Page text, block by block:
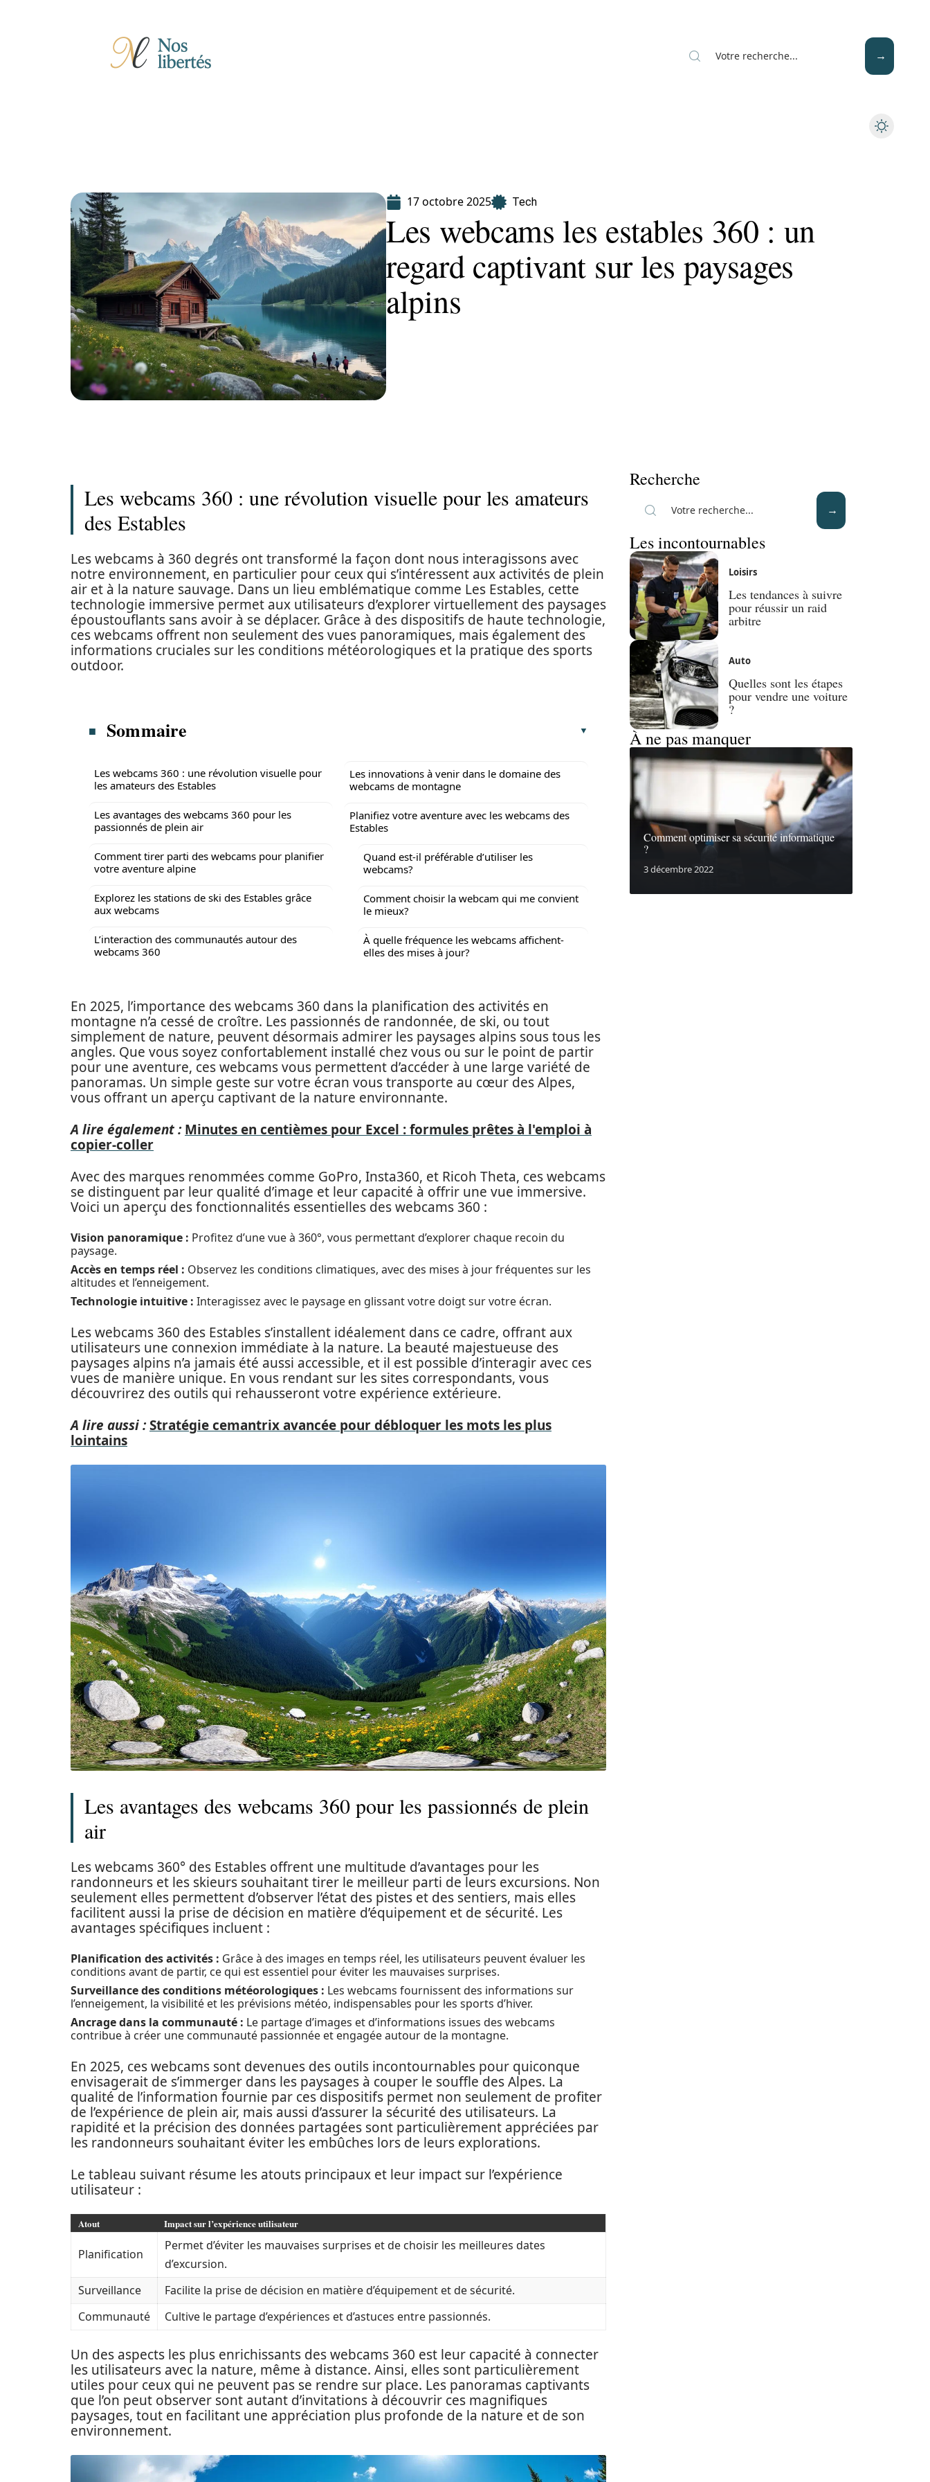
17 octobre 2025 Tech
Les webcams les estables 360 : un
regard captivant sur les paysages
alpins
Les webcams 360 : une révolution visuelle pour les amateurs
des Estables
Les webcams à 360 degrés ont transformé la façon dont nous interagissons avec
notre environnement, en particulier pour ceux qui s’intéressent aux activités de plein
air et à la nature sauvage. Dans un lieu emblématique comme Les Estables, cette
technologie immersive permet aux utilisateurs d’explorer virtuellement des paysages
époustouflants sans avoir à se déplacer. Grâce à des dispositifs de haute technologie,
ces webcams offrent non seulement des vues panoramiques, mais également des
informations cruciales sur les conditions météorologiques et la pratique des sports
outdoor.
Sommaire
Les webcams 360 : une révolution visuelle pour
les amateurs des Estables
Les avantages des webcams 360 pour les
passionnés de plein air
Comment tirer parti des webcams pour planifier
votre aventure alpine
Explorez les stations de ski des Estables grâce
aux webcams
L’interaction des communautés autour des
webcams 360
Les innovations à venir dans le domaine des
webcams de montagne
Planifiez votre aventure avec les webcams des
Estables
Quand est-il préférable d’utiliser les
webcams?
Comment choisir la webcam qui me convient
le mieux?
À quelle fréquence les webcams affichent-
elles des mises à jour?
En 2025, l’importance des webcams 360 dans la planification des activités en
montagne n’a cessé de croître. Les passionnés de randonnée, de ski, ou tout
simplement de nature, peuvent désormais admirer les paysages alpins sous tous les
angles. Que vous soyez confortablement installé chez vous ou sur le point de partir
pour une aventure, ces webcams vous permettent d’accéder à une large variété de
panoramas. Un simple geste sur votre écran vous transporte au cœur des Alpes,
vous offrant un aperçu captivant de la nature environnante.
A lire également : Minutes en centièmes pour Excel : formules prêtes à l'emploi à
copier-coller
Avec des marques renommées comme GoPro, Insta360, et Ricoh Theta, ces webcams
se distinguent par leur qualité d’image et leur capacité à offrir une vue immersive.
Voici un aperçu des fonctionnalités essentielles des webcams 360 :
Vision panoramique : Profitez d’une vue à 360°, vous permettant d’explorer chaque recoin du
paysage.
Accès en temps réel : Observez les conditions climatiques, avec des mises à jour fréquentes sur les
altitudes et l’enneigement.
Technologie intuitive : Interagissez avec le paysage en glissant votre doigt sur votre écran.
Les webcams 360 des Estables s’installent idéalement dans ce cadre, offrant aux
utilisateurs une connexion immédiate à la nature. La beauté majestueuse des
paysages alpins n’a jamais été aussi accessible, et il est possible d’interagir avec ces
vues de manière unique. En vous rendant sur les sites correspondants, vous
découvrirez des outils qui rehausseront votre expérience extérieure.
A lire aussi :Stratégie cemantrix avancée pour débloquer les mots les plus
lointains
Les avantages des webcams 360 pour les passionnés de plein
air
Les webcams 360° des Estables offrent une multitude d’avantages pour les
randonneurs et les skieurs souhaitant tirer le meilleur parti de leurs excursions. Non
seulement elles permettent d’observer l’état des pistes et des sentiers, mais elles
facilitent aussi la prise de décision en matière d’équipement et de sécurité. Les
avantages spécifiques incluent :
Planification des activités : Grâce à des images en temps réel, les utilisateurs peuvent évaluer les
conditions avant de partir, ce qui est essentiel pour éviter les mauvaises surprises.
Surveillance des conditions météorologiques : Les webcams fournissent des informations sur
l’enneigement, la visibilité et les prévisions météo, indispensables pour les sports d’hiver.
Ancrage dans la communauté : Le partage d’images et d’informations issues des webcams
contribue à créer une communauté passionnée et engagée autour de la montagne.
En 2025, ces webcams sont devenues des outils incontournables pour quiconque
envisagerait de s’immerger dans les paysages à couper le souffle des Alpes. La
qualité de l’information fournie par ces dispositifs permet non seulement de profiter
de l’expérience de plein air, mais aussi d’assurer la sécurité des utilisateurs. La
rapidité et la précision des données partagées sont particulièrement appréciées par
les randonneurs souhaitant éviter les embûches lors de leurs explorations.
Le tableau suivant résume les atouts principaux et leur impact sur l’expérience
utilisateur :
Atout Impact sur l’expérience utilisateur
Planification
Permet d’éviter les mauvaises surprises et de choisir les meilleures dates
d’excursion.
Surveillance
Facilite la prise de décision en matière d’équipement et de sécurité.
Communauté
Cultive le partage d’expériences et d’astuces entre passionnés.
Un des aspects les plus enrichissants des webcams 360 est leur capacité à connecter
les utilisateurs avec la nature, même à distance. Ainsi, elles sont particulièrement
utiles pour ceux qui ne peuvent pas se rendre sur place. Les panoramas captivants
que l’on peut observer sont autant d’invitations à découvrir ces magnifiques
paysages, tout en facilitant une appréciation plus profonde de la nature et de son
environnement.
Recherche
Les incontournables
Loisirs
Les tendances à suivre
pour réussir un raid
arbitre
Auto
Quelles sont les étapes
pour vendre une voiture
?
À ne pas manquer
Comment optimiser sa sécurité informatique
?
3 décembre 2022